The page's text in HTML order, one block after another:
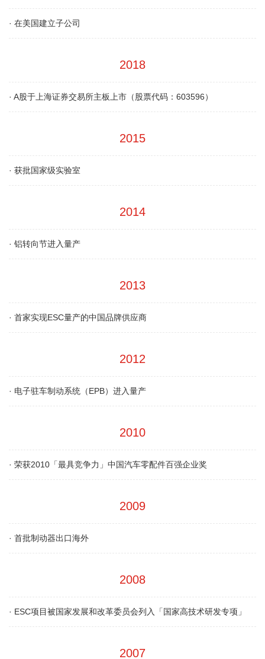
· 在美国建立子公司
2018
· A股于上海证券交易所主板上市（股票代码：603596）
2015
· 获批国家级实验室
2014
· 铝转向节进入量产
2013
· 首家实现ESC量产的中国品牌供应商
2012
· 电子驻车制动系统（EPB）进入量产
2010
· 荣获2010「最具竞争力」中国汽车零配件百强企业奖
2009
· 首批制动器出口海外
2008
· ESC项目被国家发展和改革委员会列入「国家高技术研发专项」
2007